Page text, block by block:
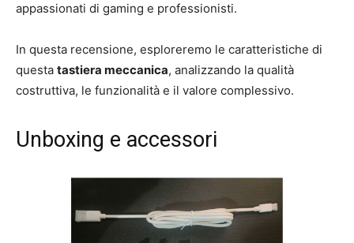
appassionati di gaming e professionisti.
In questa recensione, esploreremo le caratteristiche di
questa tastiera meccanica, analizzando la qualità
costruttiva, le funzionalità e il valore complessivo.
Unboxing e accessori